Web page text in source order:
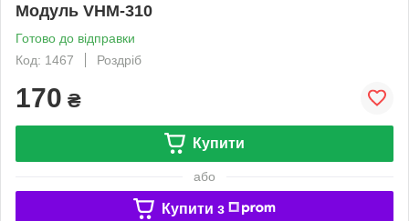
Модуль VHM-310
Готово до відправки
Код: 1467
Роздріб
170 ₴
Купити
або
Купити з